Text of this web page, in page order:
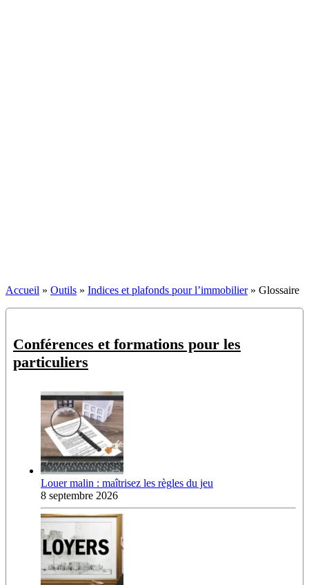
Accueil » Outils » Indices et plafonds pour l’immobilier» Glossaire
Conférences et formations pour les
particuliers
Louer malin : maîtrisez les règles du jeu
8 septembre 2026